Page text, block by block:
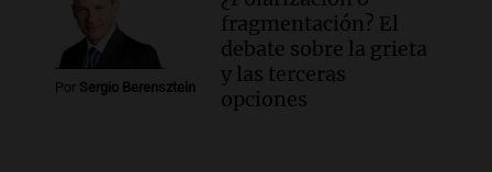
Por Sergio Berensztein
fragmentación? El
debate sobre la grieta
y las terceras
opciones